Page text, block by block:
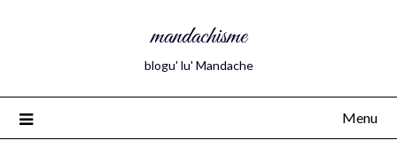
mandachisme
blogu' lu' Mandache
Menu